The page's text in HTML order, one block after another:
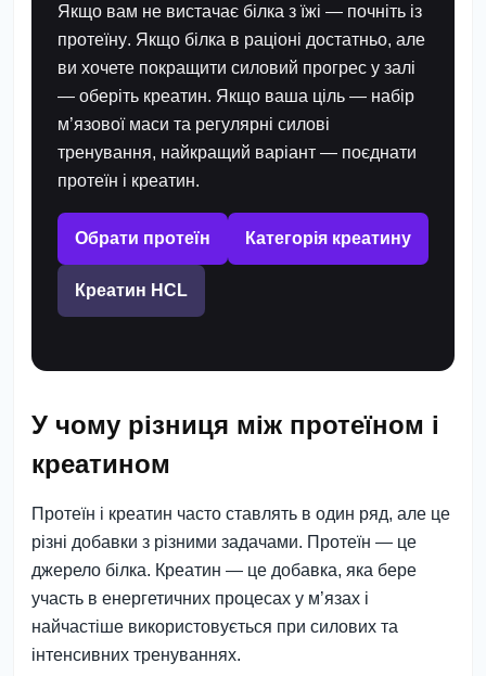
Якщо вам не вистачає білка з їжі — почніть із
протеїну. Якщо білка в раціоні достатньо, але
ви хочете покращити силовий прогрес у залі
— оберіть креатин. Якщо ваша ціль — набір
м’язової маси та регулярні силові
тренування, найкращий варіант — поєднати
протеїн і креатин.
Обрати протеїн Категорія креатину
Креатин HCL
У чому різниця між протеїном і
креатином
Протеїн і креатин часто ставлять в один ряд, але це
різні добавки з різними задачами. Протеїн — це
джерело білка. Креатин — це добавка, яка бере
участь в енергетичних процесах у м’язах і
найчастіше використовується при силових та
інтенсивних тренуваннях.